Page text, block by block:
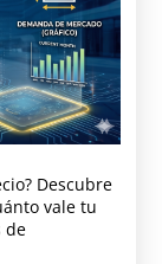
Descubre
vale tu
de